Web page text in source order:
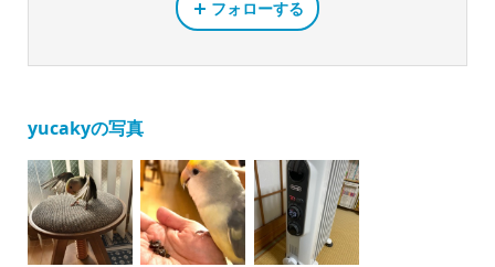
フォローする
yucakyの写真